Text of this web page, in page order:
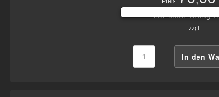
Preis:
inkl. MwSt.-Betrag:
zzgl.